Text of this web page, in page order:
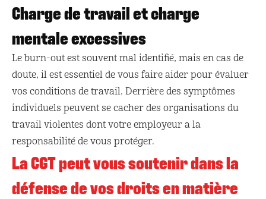
Charge de travail et charge
mentale excessives
Le burn-out est souvent mal identifié, mais en cas de
doute, il est essentiel de vous faire aider pour évaluer
vos conditions de travail. Derrière des symptômes
individuels peuvent se cacher des organisations du
travail violentes dont votre employeur a la
responsabilité de vous protéger.
La CGT peut vous soutenir dans la
défense de vos droits en matière